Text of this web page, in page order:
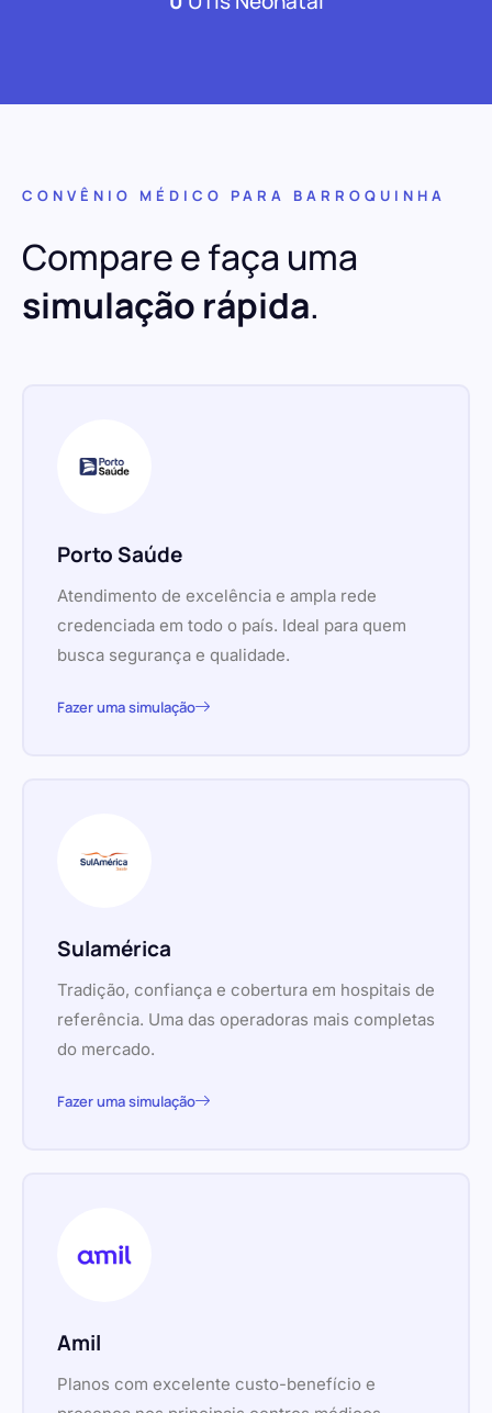
CONVÊNIO MÉDICO PARA BARROQUINHA
Compare e faça uma
simulação rápida.
Porto Saúde
Atendimento de excelência e ampla rede
credenciada em todo o país. Ideal para quem
busca segurança e qualidade.
Fazer uma simulação
Sulamérica
Tradição, confiança e cobertura em hospitais de
referência. Uma das operadoras mais completas
do mercado.
Fazer uma simulação
Amil
Planos com excelente custo-benefício e